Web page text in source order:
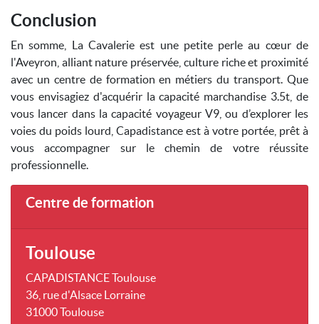
Conclusion
En somme, La Cavalerie est une petite perle au cœur de
l'Aveyron, alliant nature préservée, culture riche et proximité
avec un centre de formation en métiers du transport. Que
vous envisagiez d'acquérir la capacité marchandise 3.5t, de
vous lancer dans la capacité voyageur V9, ou d’explorer les
voies du poids lourd, Capadistance est à votre portée, prêt à
vous accompagner sur le chemin de votre réussite
professionnelle.
Centre de formation
Toulouse
CAPADISTANCE Toulouse
36, rue d'Alsace Lorraine
31000 Toulouse